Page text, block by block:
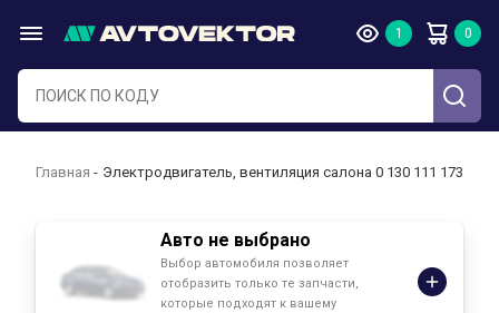
Главная Электродвигатель, вентиляция салона 0 130 111 173
Авто не выбрано
Выбор автомобиля позволяет
отобразить только те запчасти,
которые подходят к вашему